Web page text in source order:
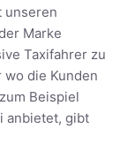
unseren
Marke
Taxifahrer zu
die Kunden
Beispiel
anbietet, gibt